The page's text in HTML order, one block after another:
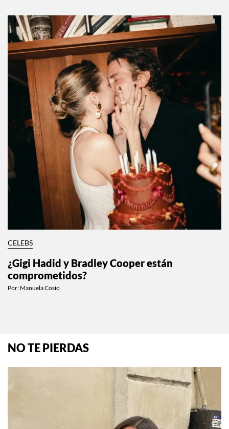
CELEBS
¿Gigi Hadid y Bradley Cooper están
comprometidos?
Por: Manuela Cosío
NO TE PIERDAS